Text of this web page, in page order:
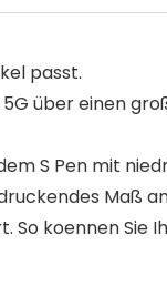
passt.
über einen
S Pen mit
Maß
koennen